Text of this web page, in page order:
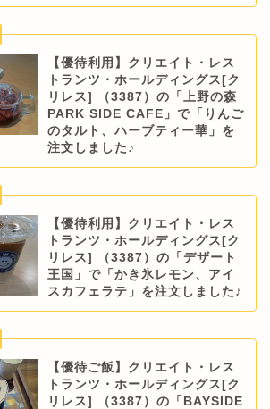
【優待利用】クリエイト・レス
トランツ・ホールディングス[ク
リレス] （3387）の「上野の森
PARK SIDE CAFE」で「りんご
のタルト、ハーブティー華」を
注文しました♪
【優待利用】クリエイト・レス
トランツ・ホールディングス[ク
リレス] （3387）の「デザート
王国」で「かき氷レモン、アイ
スカフェラテ」を注文しました♪
【優待ご飯】クリエイト・レス
トランツ・ホールディングス[ク
リレス] （3387）の「BAYSIDE